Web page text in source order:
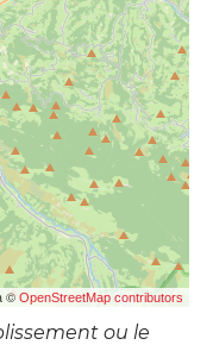
© OpenStreetMap contributors
ou le